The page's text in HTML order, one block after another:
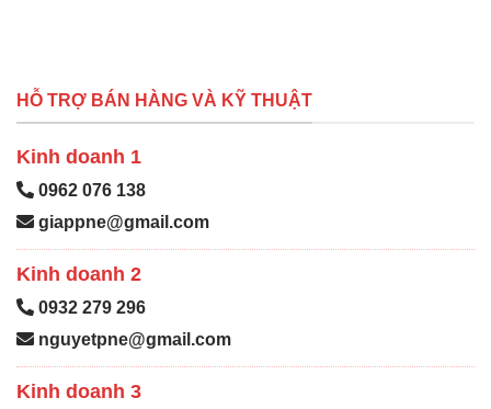
HỖ TRỢ BÁN HÀNG VÀ KỸ THUẬT
Kinh doanh 1
0962 076 138
giappne@gmail.com
Kinh doanh 2
0932 279 296
nguyetpne@gmail.com
Kinh doanh 3